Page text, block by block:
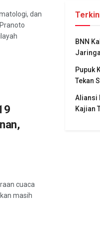
dan
cuaca
masih
BNN
Pupuk
Tekan
Aliansi
Kajian